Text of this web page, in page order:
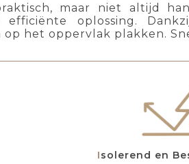
maar niet altijd
efficiënte oplossing.
het oppervlak plakken.
Isolerend en